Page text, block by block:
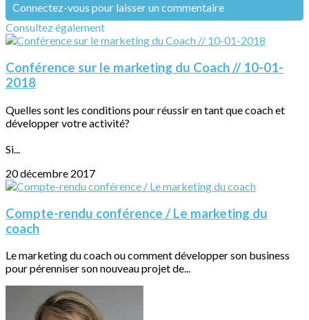
Connectez-vous pour laisser un commentaire
Consultez également
Conférence sur le marketing du Coach // 10-01-
2018
Quelles sont les conditions pour réussir en tant que coach et
développer votre activité?
Si...
20 décembre 2017
Compte-rendu conférence / Le marketing du
coach
Le marketing du coach ou comment développer son business
pour pérenniser son nouveau projet de...